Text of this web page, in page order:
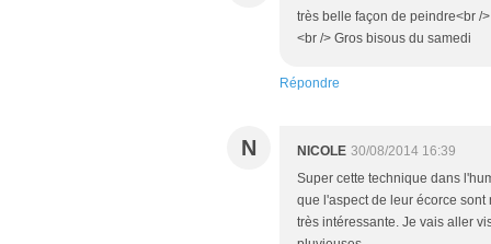
très belle façon de peindre<br /
<br /> Gros bisous du samedi
Répondre
N NICOLE 30/08/2014 16:39
Super cette technique dans
que l'aspect de leur écorce
très intéressante. Je vais aller